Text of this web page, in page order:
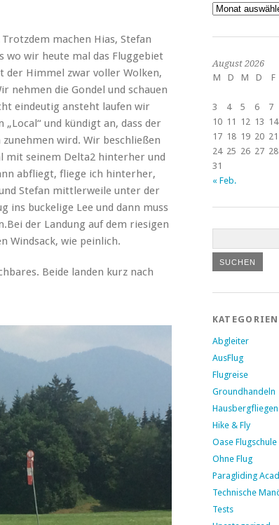
machen Hias, Stefan
wo wir heute mal das Fluggebiet
der Himmel zwar voller Wolken,
nehmen die Gondel und schauen
eindeutig ansteht laufen wir
und kündigt an, dass der
wird. Wir beschließen
mit seinem Delta2 hinterher und
abfliegt, fliege ich hinterher,
Stefan mittlerweile unter der
ins buckelige Lee und dann muss
der Landung auf dem riesigen
Windsack, wie peinlich.
Beide landen kurz nach
Archiv
August 2026
M
D M D F
3
4 5 6 7
10 11 12 13 14
17 18 19 20 21
24 25 26 27 28
31
« Feb.
KATEGORIEN
Abgleiter
AusFlug
Flugreise
Groundhandeln
Hausbergfliegen
Hike & Fly
Oase Flugschule
Ohne Flug
Paragliding
Technische
Tests